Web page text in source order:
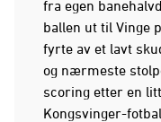
fra egen
ballen ut til Vinge
fyrte av et lavt
og nærmeste
scoring etter en
Kongsvinger-